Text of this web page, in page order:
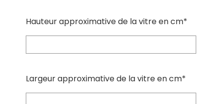
Hauteur approximative de la vitre en cm*
Largeur approximative de la vitre en cm*